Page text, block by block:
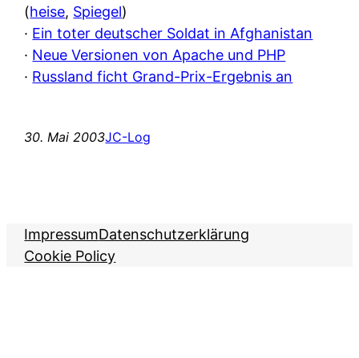
(heise, Spiegel)
· Ein toter deutscher Soldat in Afghanistan
· Neue Versionen von Apache und PHP
· Russland ficht Grand-Prix-Ergebnis an
30. Mai 2003JC-Log
ImpressumDatenschutzerklärung
Cookie Policy